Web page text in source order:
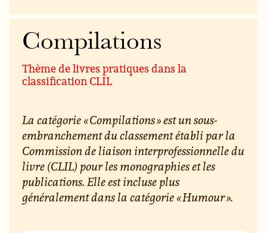
Compilations
Thème de livres pratiques dans la
classification CLIL
La catégorie « Compilations » est un sous-
embranchement du classement établi par la
Commission de liaison interprofessionnelle du
livre (CLIL) pour les monographies et les
publications. Elle est incluse plus
généralement dans la catégorie « Humour ».